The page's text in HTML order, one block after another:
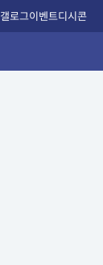
갤로그이벤트디시콘